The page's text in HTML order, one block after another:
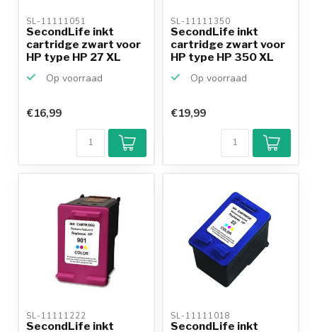
SL-11111051
SecondLife inkt
cartridge zwart voor
HP type HP 27 XL
Op voorraad
€16,99
SL-11111350
SecondLife inkt
cartridge zwart voor
HP type HP 350 XL
Op voorraad
€19,99
SL-11111222
SecondLife inkt
SL-11111018
SecondLife inkt